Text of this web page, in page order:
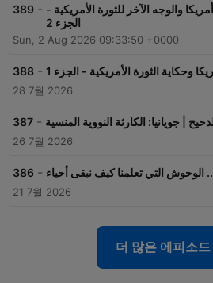
389 - والوجه الآخر للثورة الأمريكية -
الجزء 2
Sun, 2 Aug 2026 09:33:50 +0000
388 - وحكاية الثورة الأمريكية - الجزء 1
28 7월 2026
387 - | جويانيا: الكارثة النووية المنسية
26 7월 2026
386 - الوحوش التي تعلمنا كيف نبقى أحياء
21 7월 2026
더 많은 에피소드